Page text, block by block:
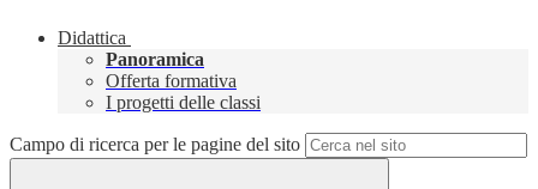
Didattica
Panoramica
Offerta formativa
I progetti delle classi
Campo di ricerca per le pagine del sito